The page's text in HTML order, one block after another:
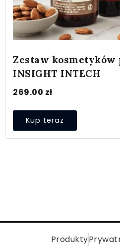
Zestaw kosmetyków
INSIGHT INTECH
269.00 zł
Kup teraz
Produkty